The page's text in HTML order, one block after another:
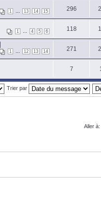
1 13 14 15 296
1 4 5 6 118
1 12 13 14 271
7
Trier par
Aller à: